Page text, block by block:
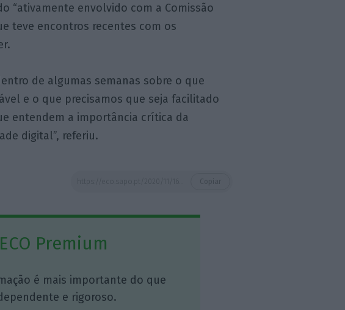
“ativamente envolvido com a Comissão
teve encontros recentes com os
de algumas semanas sobre o que
e o que precisamos que seja facilitado
entendem a importância crítica da
digital”, referiu.
Premium
é mais importante do que
e rigoroso.